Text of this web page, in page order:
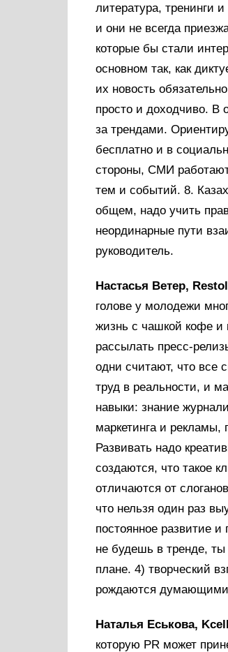
литература, тренинги
и они не всегда
которые бы стали
основном так, как
их новость
просто и доходчиво. В
за трендами.
бесплатно и в
стороны, СМИ
тем и событий. 8.
общем, надо учить
неординарные пути
руководитель.
Настасья Ветер,
голове у молодежи
жизнь с чашкой кофе и
рассылать пресс-
одни считают, что все
труд в реальности, и
навыки: знание
маркетинга и рекламы,
Развивать надо
создаются, что такое
отличаются от
что нельзя один раз
постоянное развитие
не будешь в тренде,
плане. 4) творческий
рождаются
Наталья Еськова,
которую PR может